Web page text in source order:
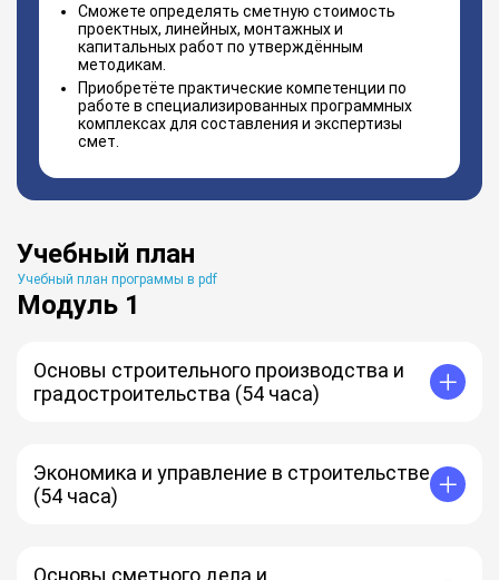
Сможете определять сметную стоимость
проектных, линейных, монтажных и
капитальных работ по утверждённым
методикам.
Приобретёте практические компетенции по
работе в специализированных программных
комплексах для составления и экспертизы
смет.
Учебный план
Учебный план программы в pdf
Модуль 1
Основы строительного производства и
градостроительства (54 часа)
Инженерные системы зданий
Организация строительного производства
Технологии возведения и ремонта, реставрации
Работы по благоустройству и озеленению территорий
Экономика и управление в строительстве
(54 часа)
организации
Основы сметного дела и